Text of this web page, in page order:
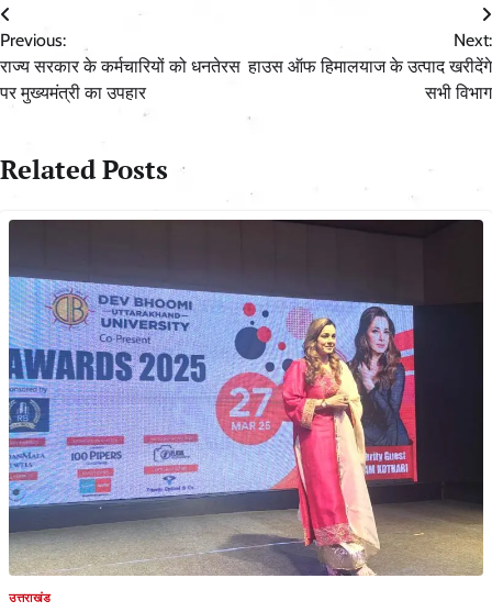
Post
navigation
Previous:
राज्य सरकार के कर्मचारियों को धनतेरस
पर मुख्यमंत्री का उपहार
Next:
हाउस ऑफ हिमालयाज के उत्पाद खरीदेंगे
सभी विभाग
Related Posts
उत्तराखंड